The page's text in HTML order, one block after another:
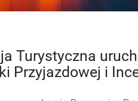
Turystyczna
Przyjazdowej i